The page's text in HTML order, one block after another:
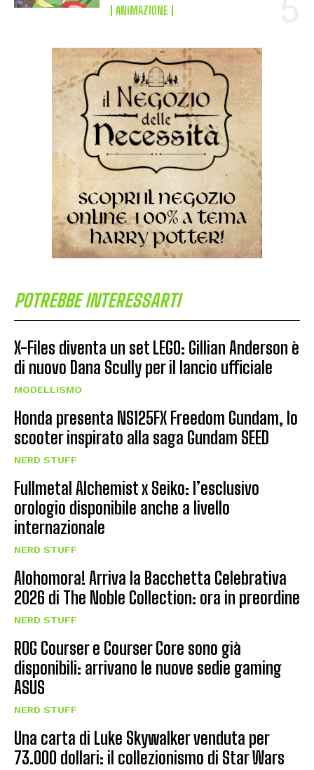
ANIMAZIONE
POTREBBE INTERESSARTI
X-Files diventa un set LEGO: Gillian Anderson è
di nuovo Dana Scully per il lancio ufficiale
MODELLISMO
Honda presenta NS125FX Freedom Gundam, lo
scooter inspirato alla saga Gundam SEED
NERD STUFF
Fullmetal Alchemist x Seiko: l’esclusivo
orologio disponibile anche a livello
internazionale
NERD STUFF
Alohomora! Arriva la Bacchetta Celebrativa
2026 di The Noble Collection: ora in preordine
NERD STUFF
ROG Courser e Courser Core sono già
disponibili: arrivano le nuove sedie gaming
ASUS
NERD STUFF
Una carta di Luke Skywalker venduta per
73.000 dollari: il collezionismo di Star Wars